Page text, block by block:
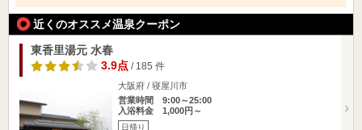
近くのオススメ温泉クーポン
東香里湯元 水春
3.9点/ 185 件
大阪府 / 寝屋川市
営業時間 9:00～25:00
入浴料金 1,000円～
日帰り